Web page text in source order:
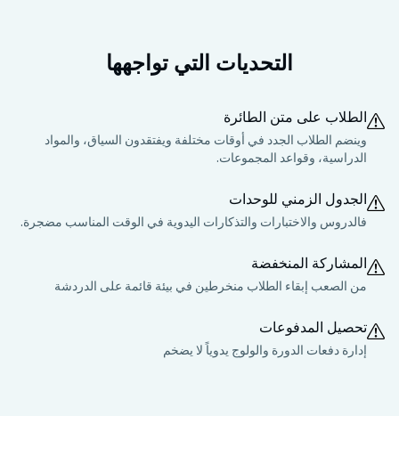
التحديات التي تواجهها
الطلاب على متن الطائرة
وينضم الطلاب الجدد في أوقات مختلفة ويفتقدون السياق، والمواد
الدراسية، وقواعد المجموعات.
الجدول الزمني للوحدات
فالدروس والاختبارات والتذكارات اليدوية في الوقت المناسب مضجرة.
المشاركة المنخفضة
من الصعب إبقاء الطلاب منخرطين في بيئة قائمة على الدردشة
تحصيل المدفوعات
إدارة دفعات الدورة والولوج يدوياً لا يضخم